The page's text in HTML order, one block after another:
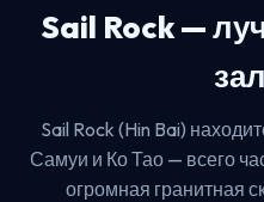
Sail Rock —
Sail Rock (Hin Bai)
Самуи и Ко Тао — всего
огромная гранитная